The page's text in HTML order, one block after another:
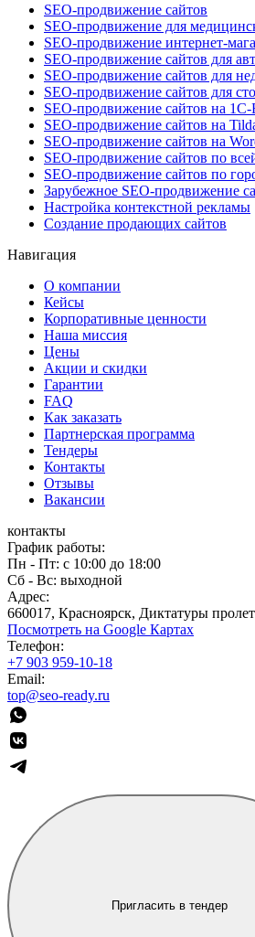
SEO-продвижение сайтов
SEO-продвижение для
SEO-продвижение интернет-
SEO-продвижение сайтов для
SEO-продвижение сайтов для
SEO-продвижение сайтов для
SEO-продвижение сайтов на 1С-
SEO-продвижение сайтов на
SEO-продвижение сайтов на
SEO-продвижение сайтов по
SEO-продвижение сайтов по
Зарубежное SEO-продвижение
Настройка контекстной рекламы
Создание продающих сайтов
Навигация
О компании
Кейсы
Корпоративные ценности
Наша миссия
Цены
Акции и скидки
Гарантии
FAQ
Как заказать
Партнерская программа
Тендеры
Контакты
Отзывы
Вакансии
контакты
График работы:
Пн - Пт: с 10:00 до 18:00
Сб - Вс: выходной
Адрес:
660017, Красноярск, Диктатуры
Посмотреть на Google Картах
Телефон:
+7 903 959-10-18
Email:
top@seo-ready.ru
Пригласить в тендер